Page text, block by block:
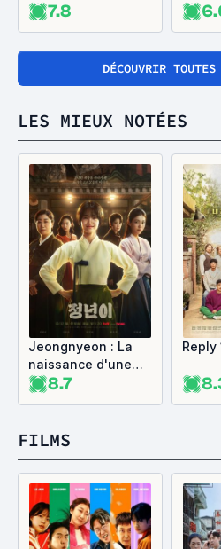
7.8
DÉCOUVRIR
LES MIEUX NOTÉES
Jeongnyeon : La
naissance d'une
étoile
8.7
Reply
FILMS